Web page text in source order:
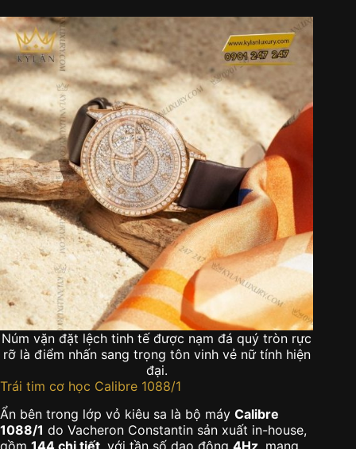
Núm vặn đặt lệch tinh tế được nạm đá quý tròn rực
rỡ là điểm nhấn sang trọng tôn vinh vẻ nữ tính hiện
đại.
Trái tim cơ học Calibre 1088/1
Ẩn bên trong lớp vỏ kiêu sa là bộ máy Calibre
1088/1 do Vacheron Constantin sản xuất in-house,
gồm 144 chi tiết , với tần số dao động 4Hz , mang